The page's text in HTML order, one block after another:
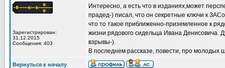
Зарегистрирован:
31.12.2015
Сообщения: 403
Интересно, а есть что в изданиях,может
прадед-) писал, что он секретные ключи к
что то такое приближенно-приземленное к
жизни рядового сидельца Ивана Денисовича.
взрывы-).
В последнем рассказе, повести, про молодых
Вернуться к началу